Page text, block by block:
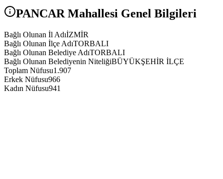
PANCAR Mahallesi Genel Bilgileri
Bağlı Olunan İl AdıİZMİR
Bağlı Olunan İlçe AdıTORBALI
Bağlı Olunan Belediye AdıTORBALI
Bağlı Olunan Belediyenin NiteliğiBÜYÜKŞEHİR İLÇE
Toplam Nüfusu1.907
Erkek Nüfusu966
Kadın Nüfusu941